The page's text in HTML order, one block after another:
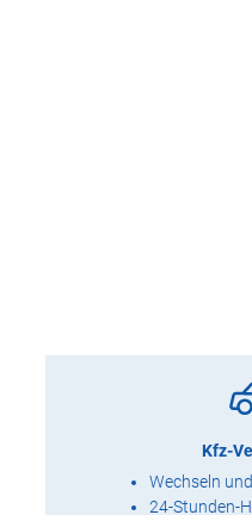
Kfz-
Wechseln
24-Stunden-